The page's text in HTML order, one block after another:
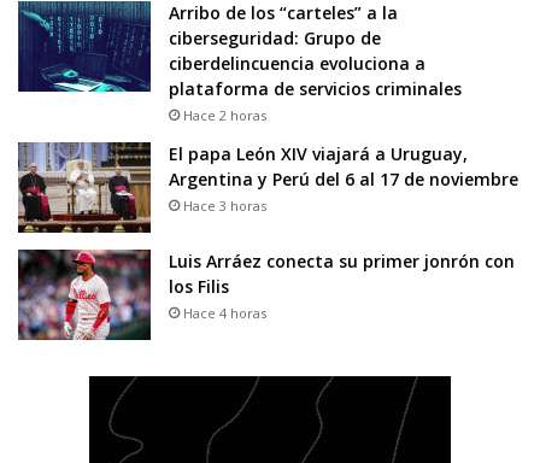
Arribo de los “carteles” a la
ciberseguridad: Grupo de
ciberdelincuencia evoluciona a
plataforma de servicios criminales
Hace 2 horas
El papa León XIV viajará a Uruguay,
Argentina y Perú del 6 al 17 de noviembre
Hace 3 horas
Luis Arráez conecta su primer jonrón con
los Filis
Hace 4 horas